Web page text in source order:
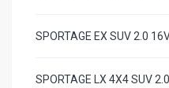
SPORTAGE EX SUV 2.0
SPORTAGE LX 4X4 SUV